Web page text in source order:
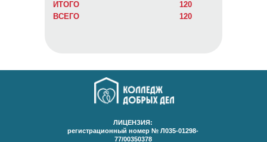
ИТОГО
ВСЕГО
120
120
ЛИЦЕНЗИЯ:
регистрационный номер № Л035-01298-
77/00350378